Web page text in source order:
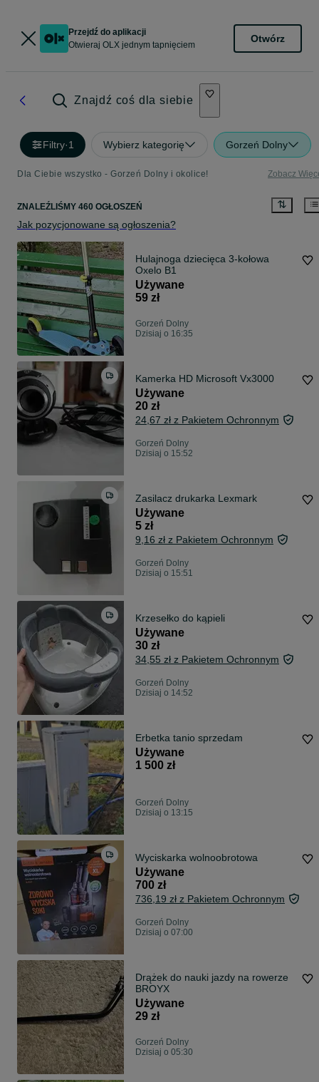
Przejdź do aplikacji
Otwieraj OLX jednym tapnięciem
Otwórz
Znajdź coś dla siebie
Filtry·1 Wybierz kategorię Gorzeń Dolny
Dla Ciebie wszystko - Gorzeń Dolny i okolice! Zobacz
ZNALEŹLIŚMY 460 OGŁOSZEŃ
Jak pozycjonowane są ogłoszenia?
Hulajnoga dziecięca 3-kołowa
Oxelo B1
Używane
59 zł
Gorzeń Dolny
Dzisiaj o 16:35
Kamerka HD Microsoft Vx3000
Używane
20 zł
24,67 zł z Pakietem Ochronnym
Gorzeń Dolny
Dzisiaj o 15:52
Zasilacz drukarka Lexmark
Używane
5 zł
9,16 zł z Pakietem Ochronnym
Gorzeń Dolny
Dzisiaj o 15:51
Krzesełko do kąpieli
Używane
30 zł
34,55 zł z Pakietem Ochronnym
Gorzeń Dolny
Dzisiaj o 14:52
Erbetka tanio sprzedam
Używane
1 500 zł
Gorzeń Dolny
Dzisiaj o 13:15
Wyciskarka wolnoobrotowa
Używane
700 zł
736,19 zł z Pakietem Ochronnym
Gorzeń Dolny
Dzisiaj o 07:00
Drążek do nauki jazdy na rowerze
BROYX
Używane
29 zł
Gorzeń Dolny
Dzisiaj o 05:30